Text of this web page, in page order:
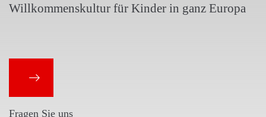
Willkommenskultur für Kinder in ganz Europa
Fragen Sie uns